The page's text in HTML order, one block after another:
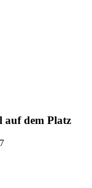
auf dem Platz